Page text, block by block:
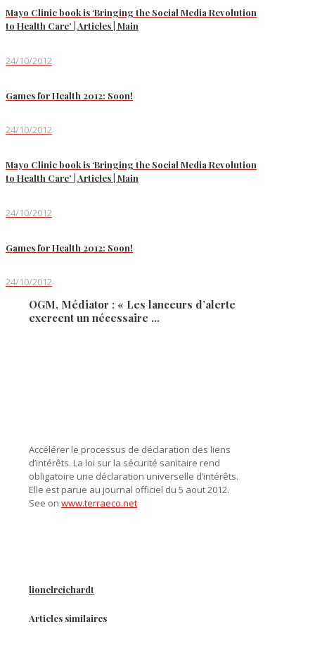
Mayo Clinic book is ‘Bringing the Social Media Revolution
to Health Care’ | Articles | Main
24/10/2012
Games for Health 2012: Soon!
24/10/2012
Mayo Clinic book is ‘Bringing the Social Media Revolution
to Health Care’ | Articles | Main
24/10/2012
Games for Health 2012: Soon!
24/10/2012
OGM, Médiator : « Les lanceurs d’alerte
exercent un nécessaire …
Accélérer le processus de déclaration des liens
d’intérêts. La loi sur la sécurité sanitaire rend
obligatoire une déclaration universelle d’intérêts.
Elle est parue au journal officiel du 5 aout 2012.
See on www.terraeco.net
lionelreichardt
Articles similaires